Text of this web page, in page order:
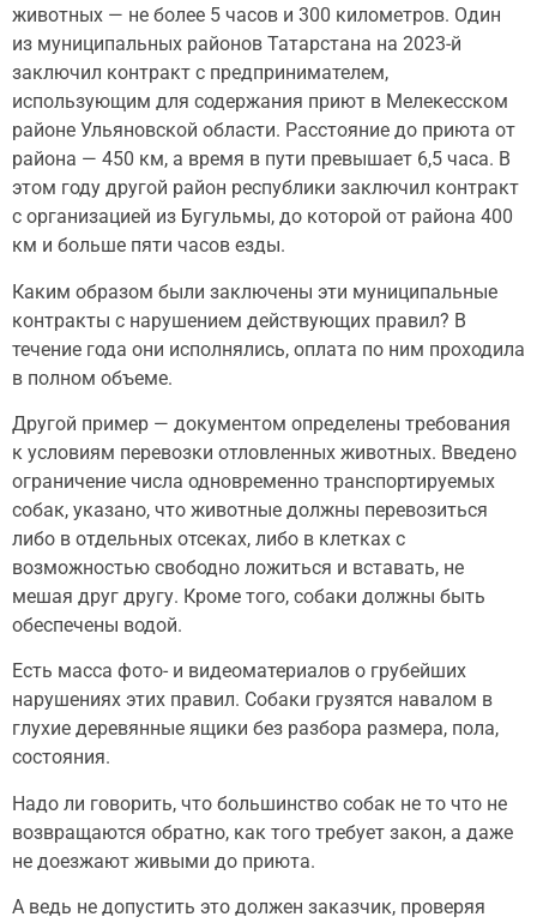
животных — не более 5 часов и 300 километров. Один
из муниципальных районов Татарстана на 2023-й
заключил контракт с предпринимателем,
использующим для содержания приют в Мелекесском
районе Ульяновской области. Расстояние до приюта от
района — 450 км, а время в пути превышает 6,5 часа. В
этом году другой район республики заключил контракт
с организацией из Бугульмы, до которой от района 400
км и больше пяти часов езды.
Каким образом были заключены эти муниципальные
контракты с нарушением действующих правил? В
течение года они исполнялись, оплата по ним проходила
в полном объеме.
Другой пример — документом определены требования
к условиям перевозки отловленных животных. Введено
ограничение числа одновременно транспортируемых
собак, указано, что животные должны перевозиться
либо в отдельных отсеках, либо в клетках с
возможностью свободно ложиться и вставать, не
мешая друг другу. Кроме того, собаки должны быть
обеспечены водой.
Есть масса фото- и видеоматериалов о грубейших
нарушениях этих правил. Собаки грузятся навалом в
глухие деревянные ящики без разбора размера, пола,
состояния.
Надо ли говорить, что большинство собак не то что не
возвращаются обратно, как того требует закон, а даже
не доезжают живыми до приюта.
А ведь не допустить это должен заказчик, проверяя